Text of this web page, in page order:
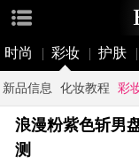
时尚 | 彩妆 | 护肤 |
新品信息 化妆教程 彩
浪漫粉紫色斩男
测